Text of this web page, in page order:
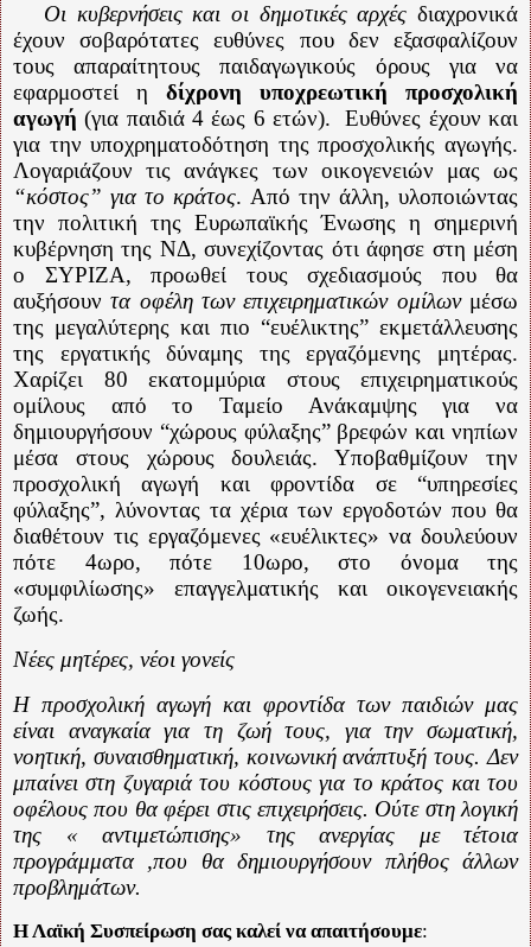
Οι κυβερνήσεις και οι δημοτικές αρχές διαχρονικά
έχουν σοβαρότατες ευθύνες που δεν εξασφαλίζουν
τους απαραίτητους παιδαγωγικούς όρους για να
εφαρμοστεί η δίχρονη υποχρεωτική προσχολική
αγωγή (για παιδιά 4 έως 6 ετών).
Ευθύνες έχουν και
για την υποχρηματοδότηση της προσχολικής αγωγής.
Λογαριάζουν τις ανάγκες των οικογενειών μας ως
“κόστος” για το κράτος. Από την άλλη, υλοποιώντας
την πολιτική της Ευρωπαϊκής Ένωσης η σημερινή
κυβέρνηση της ΝΔ, συνεχίζοντας ότι άφησε στη μέση
ο ΣΥΡΙΖΑ, προωθεί τους σχεδιασμούς που θα
αυξήσουντα οφέλη των επιχειρηματικών ομίλωνμέσω
της μεγαλύτερης και πιο “ευέλικτης” εκμετάλλευσης
της εργατικής δύναμης της εργαζόμενης μητέρας.
Χαρίζει 80 εκατομμύρια στους επιχειρηματικούς
ομίλους από το Ταμείο Ανάκαμψης για να
δημιουργήσουν “χώρους φύλαξης” βρεφών και νηπίων
μέσα στους χώρους δουλειάς. Υποβαθμίζουν την
προσχολική αγωγή και φροντίδα σε “υπηρεσίες
φύλαξης”, λύνοντας τα χέρια των εργοδοτών που θα
διαθέτουν τις εργαζόμενες «ευέλικτες» να δουλεύουν
πότε 4ωρο, πότε 10ωρο, στο όνομα της
«συμφιλίωσης» επαγγελματικής και οικογενειακής
ζωής.
Νέες μητέρες, νέοι γονείς
Η προσχολική αγωγή και φροντίδα των παιδιών μας
είναι αναγκαία για τη ζωή τους, για την σωματική,
νοητική, συναισθηματική, κοινωνική ανάπτυξή τους. Δεν
μπαίνει στη ζυγαριά του κόστους για το κράτος και του
οφέλους που θα φέρει στις επιχειρήσεις. Ούτε στη λογική
της « αντιμετώπισης» της ανεργίας με τέτοια
προγράμματα ,που θα δημιουργήσουν πλήθος άλλων
προβλημάτων.
Η Λαϊκή Συσπείρωση σας καλεί να απαιτήσουμε: